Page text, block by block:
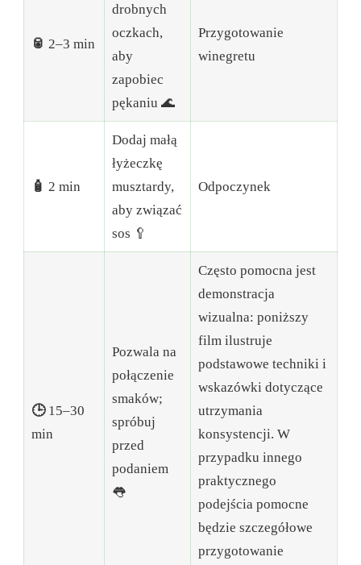
🥫 2–3 min
drobnych
oczkach,
aby
zapobiec
pękaniu 🌊
Przygotowanie
winegretu
🧴 2 min
Dodaj małą
łyżeczkę
musztardy,
aby związać
sos 🥄
Odpoczynek
🕒15–30
min
Pozwala na
połączenie
smaków;
spróbuj
przed
podaniem
👅
Często pomocna jest
demonstracja
wizualna: poniższy
film ilustruje
podstawowe techniki i
wskazówki dotyczące
utrzymania
konsystencji. W
przypadku innego
praktycznego
podejścia pomocne
będzie szczegółowe
przygotowanie